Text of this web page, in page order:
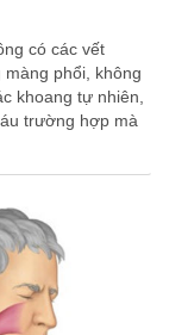
có các vết
phổi, không
khoang tự nhiên,
trường hợp mà